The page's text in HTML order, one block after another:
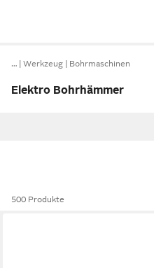
… Werkzeug Bohrmaschinen
Elektro Bohrhämmer
500 Produkte